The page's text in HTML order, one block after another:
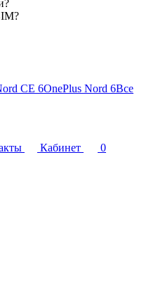
CE 6OnePlus Nord 6Все
Кабинет
0